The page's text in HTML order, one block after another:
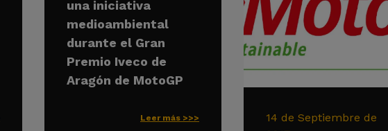
una iniciativa
medioambiental
durante el Gran
Premio Iveco de
Aragón de MotoGP
Leer más >>>
14 de Septiembre de